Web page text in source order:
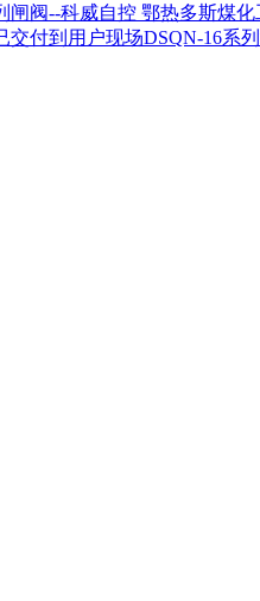
鄂热多斯煤
交付到用户现场DSQN-16系